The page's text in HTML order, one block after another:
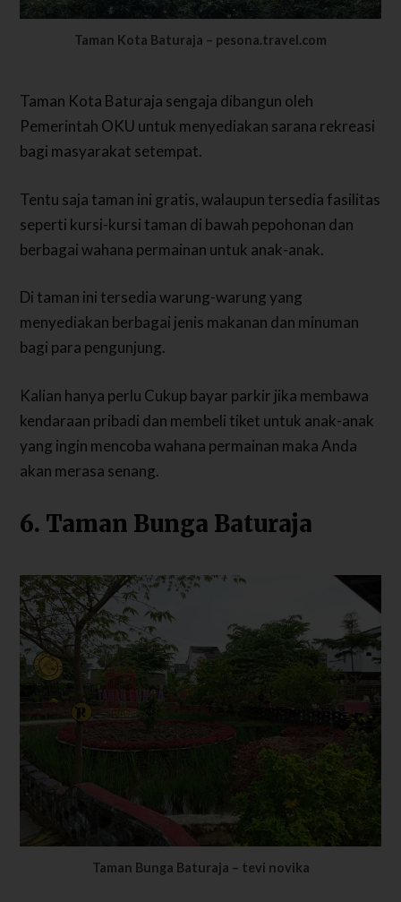
Taman Kota Baturaja – pesona.travel.com
Taman Kota Baturaja sengaja dibangun oleh
Pemerintah OKU untuk menyediakan sarana rekreasi
bagi masyarakat setempat.
Tentu saja taman ini gratis, walaupun tersedia fasilitas
seperti kursi-kursi taman di bawah pepohonan dan
berbagai wahana permainan untuk anak-anak.
Di taman ini tersedia warung-warung yang
menyediakan berbagai jenis makanan dan minuman
bagi para pengunjung.
Kalian hanya perlu Cukup bayar parkir jika membawa
kendaraan pribadi dan membeli tiket untuk anak-anak
yang ingin mencoba wahana permainan maka Anda
akan merasa senang.
6. Taman Bunga Baturaja
Taman Bunga Baturaja – tevi novika